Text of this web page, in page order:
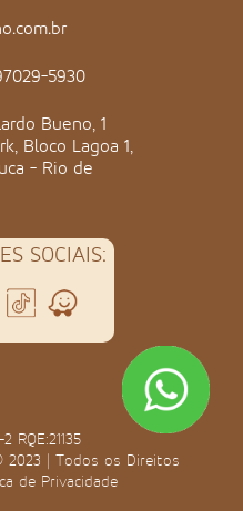
5930
Bueno, 1
Bloco Lagoa 1,
- Rio de
SOCIAIS:
RQE:21135
2023 | Todos os Direitos
de Privacidade